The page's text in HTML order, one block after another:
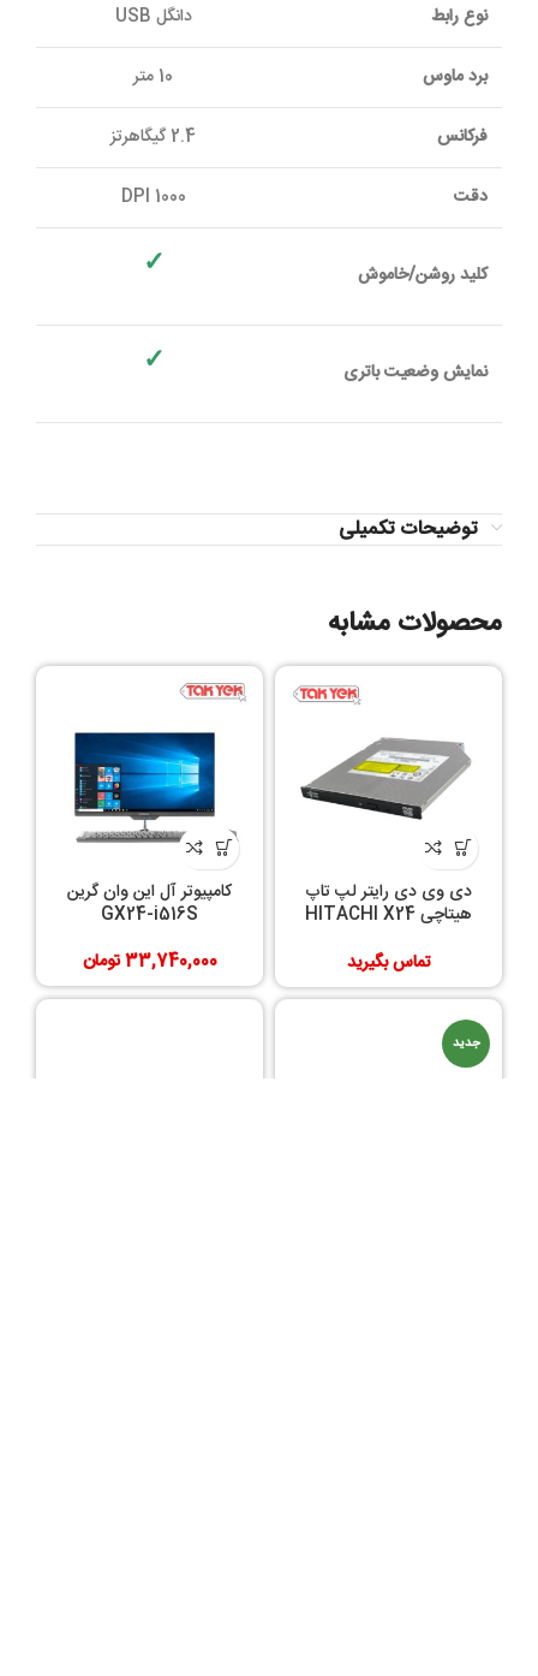
نوع رابط دانگل USB
برد ماوس 10 متر
فرکانس 2.4 گیگاهرتز
دقت 1000 DPI
کلید روشن/خاموش ✓
نمایش وضعیت باتری ✓
توضیحات تکمیلی
محصولات مشابه
دی وی دی رایتر لپ تاپ
هیتاچی HITACHI X24
تماس بگیرید
کامپیوتر آل این وان گرین
GX24-i516S
33,740,000تومان
جدید